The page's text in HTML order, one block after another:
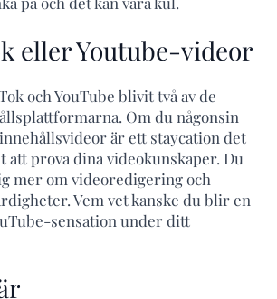
eller Youtube-videor
och YouTube blivit två av de
Om du någonsin
är ett staycation det
prova dina videokunskaper. Du
mer om videoredigering och
Vem vet kanske du blir en
sensation under ditt